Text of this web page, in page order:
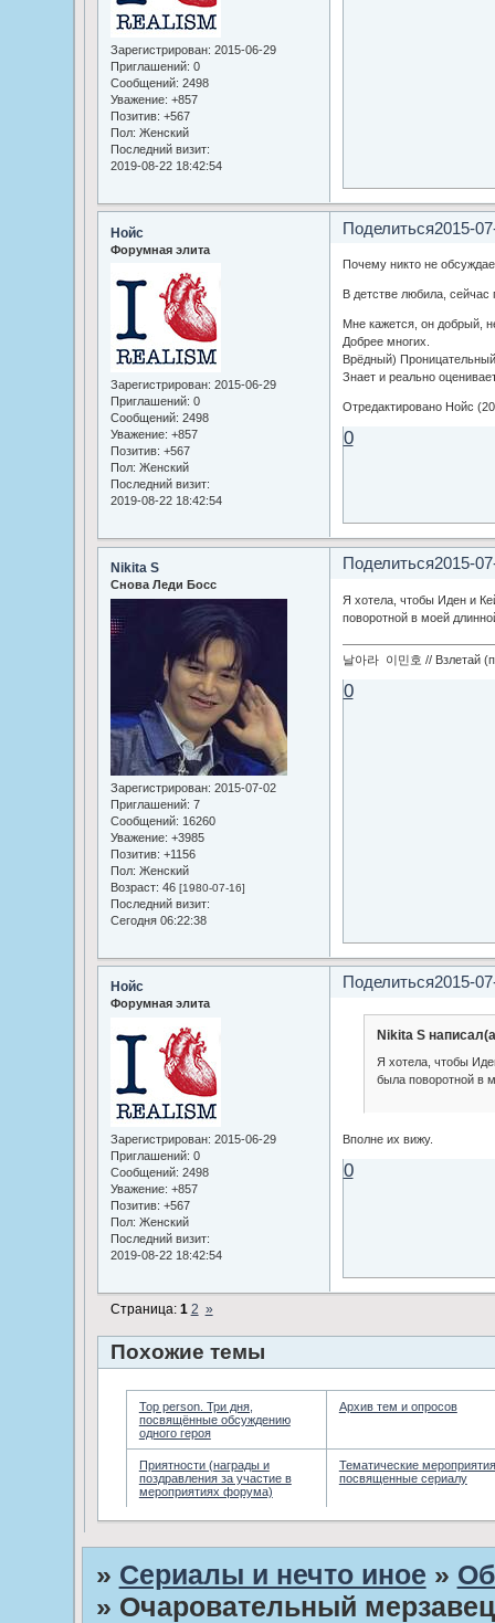
Зарегистрирован: 2015-06-29
Приглашений: 0
Сообщений: 2498
Уважение: +857
Позитив: +567
Пол: Женский
Последний визит:
2019-08-22 18:42:54
Поделиться2015-
Нойс
Форумная элита
Зарегистрирован: 2015-06-29
Приглашений: 0
Сообщений: 2498
Уважение: +857
Позитив: +567
Пол: Женский
Последний визит:
2019-08-22 18:42:54
Почему никто не
В детстве любила, сейчас
Мне кажется, он добрый,
Добрее многих.
Врёдный)
Знает и реально
Отредактировано Нойс
0
Поделиться2015-
Nikita S
Снова Леди Босс
Зарегистрирован: 2015-07-02
Приглашений: 7
Сообщений: 16260
Уважение: +3985
Позитив: +1156
Пол: Женский
Возраст: 46 [1980-07-16]
Последний визит:
Сегодня 06:22:38
Я хотела, чтобы Иден и
поворотной в моей
날아라 이민호 // Взлетай
0
Поделиться2015-
Нойс
Форумная элита
Зарегистрирован: 2015-06-29
Приглашений: 0
Сообщений: 2498
Уважение: +857
Позитив: +567
Пол: Женский
Последний визит:
2019-08-22 18:42:54
Nikita S
Я хотела, чтобы
была поворотной в
Вполне их вижу.
0
Страница: 1 2 »
Похожие темы
Top person. Три дня,
посвящённые обсуждению
одного героя
Архив тем и опросов
Приятности (награды и
поздравления за участие в
мероприятиях форума)
Тематические
посвященные сериалу
» Сериалы и нечто иное »
» Очаровательный